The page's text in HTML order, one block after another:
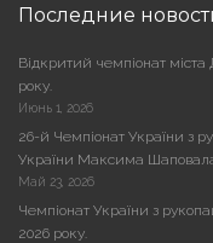
Последние
Відкритий чемпіонат
року.
Июнь 1, 2026
26-й Чемпіонат України з
України Максима
Май 23, 2026
Чемпіонат України з
2026 року.